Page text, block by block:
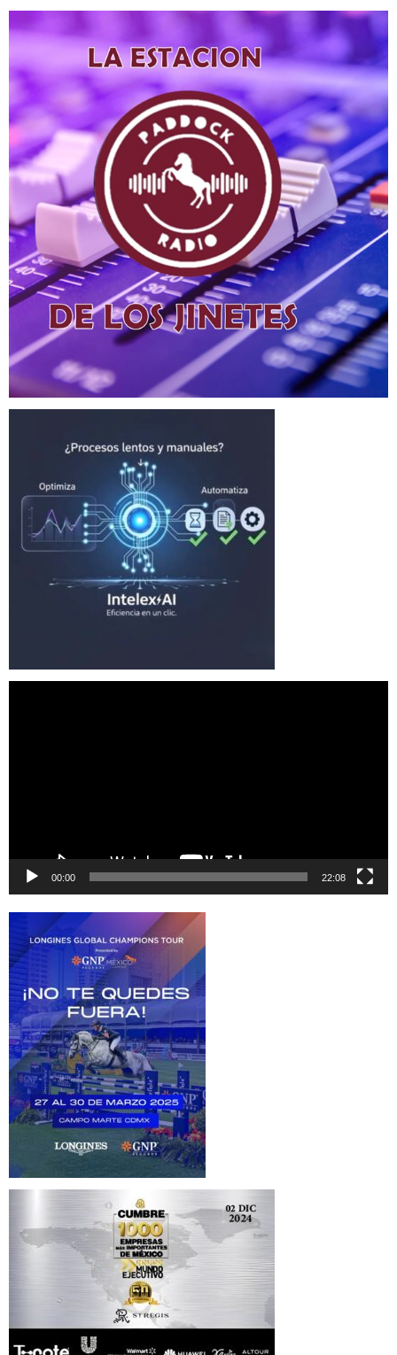
00:00 22:08